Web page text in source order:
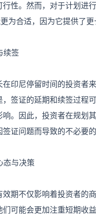
行性。然而，对于计划进
为合适，因为它提供了
续签
在印尼停留时间的投资者
，签证的延期和续签过程
响。因此，投资者在规划
签证问题而导致的不必要
态与决策
效期不仅影响着投资者的
们可能会更加注重短期收